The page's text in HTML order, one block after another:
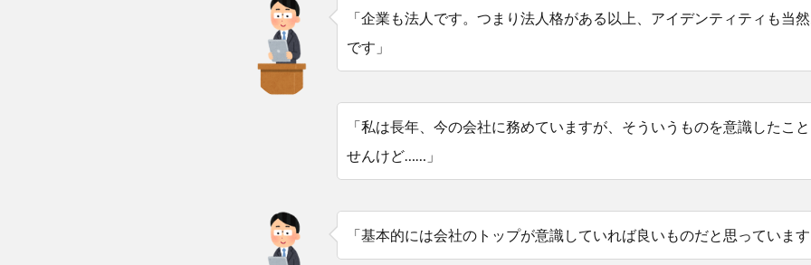
「企業も法人です。つまり法人格がある以上、アイデンティティも当
です」
「私は長年、今の会社に務めていますが、そういうものを意識したこ
せんけど……」
「基本的には会社のトップが意識していれば良いものだと思っていま